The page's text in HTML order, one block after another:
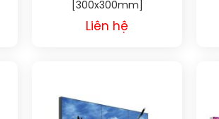
[300x300mm]
Liên hệ